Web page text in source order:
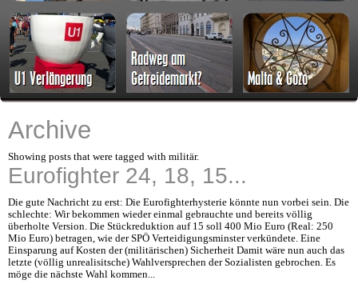
Archive
Showing posts that were tagged with militär.
Eurofighter 24, 18, 15...
Die gute Nachricht zu erst: Die Eurofighterhysterie könnte nun vorbei sein. Die
schlechte: Wir bekommen wieder einmal gebrauchte und bereits völlig
überholte Version. Die Stückreduktion auf 15 soll 400 Mio Euro (Real: 250
Mio Euro) betragen, wie der SPÖ Verteidigungsminster verkündete. Eine
Einsparung auf Kosten der (militärischen) Sicherheit Damit wäre nun auch das
letzte (völlig unrealisitsche) Wahlversprechen der Sozialisten gebrochen. Es
möge die nächste Wahl kommen...